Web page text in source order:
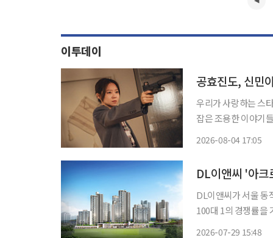
이투데이
공효진도, 신민
우리가 사랑하는 스
잡은 조용한 이야기들. '엔터로그'에
2026-08-04 17:05
DL이앤씨 '아
DL이앤씨가 서울
100대 1의 경쟁률을 기록했다. 29일 한국부동산원 청약홈에
2026-07-29 15:48